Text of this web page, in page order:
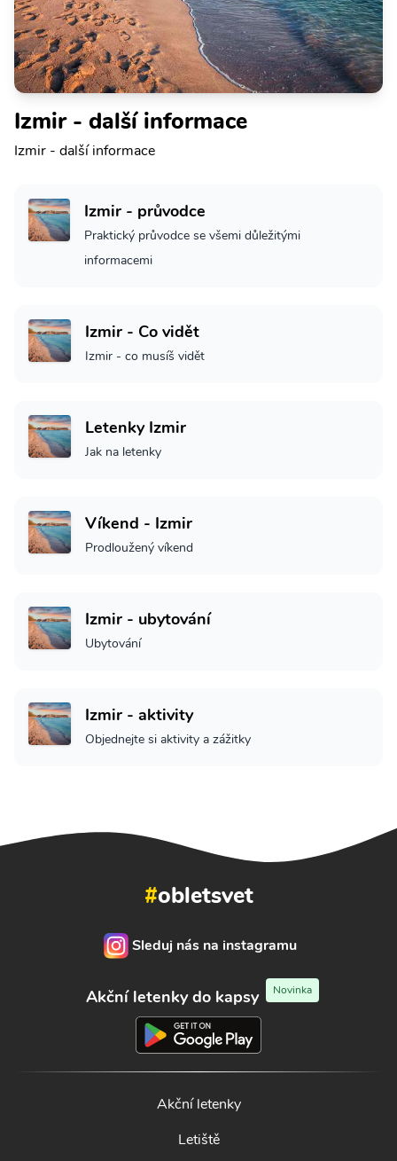
Izmir - další informace
Izmir - další informace
Izmir - průvodce
Praktický průvodce se všemi důležitými
informacemi
Izmir - Co vidět
Izmir - co musíš vidět
Letenky Izmir
Jak na letenky
Víkend - Izmir
Prodloužený víkend
Izmir - ubytování
Ubytování
Izmir - aktivity
Objednejte si aktivity a zážitky
#obletsvet
Sleduj nás na instagramu
Akční letenky do kapsy Novinka
Akční letenky
Letiště